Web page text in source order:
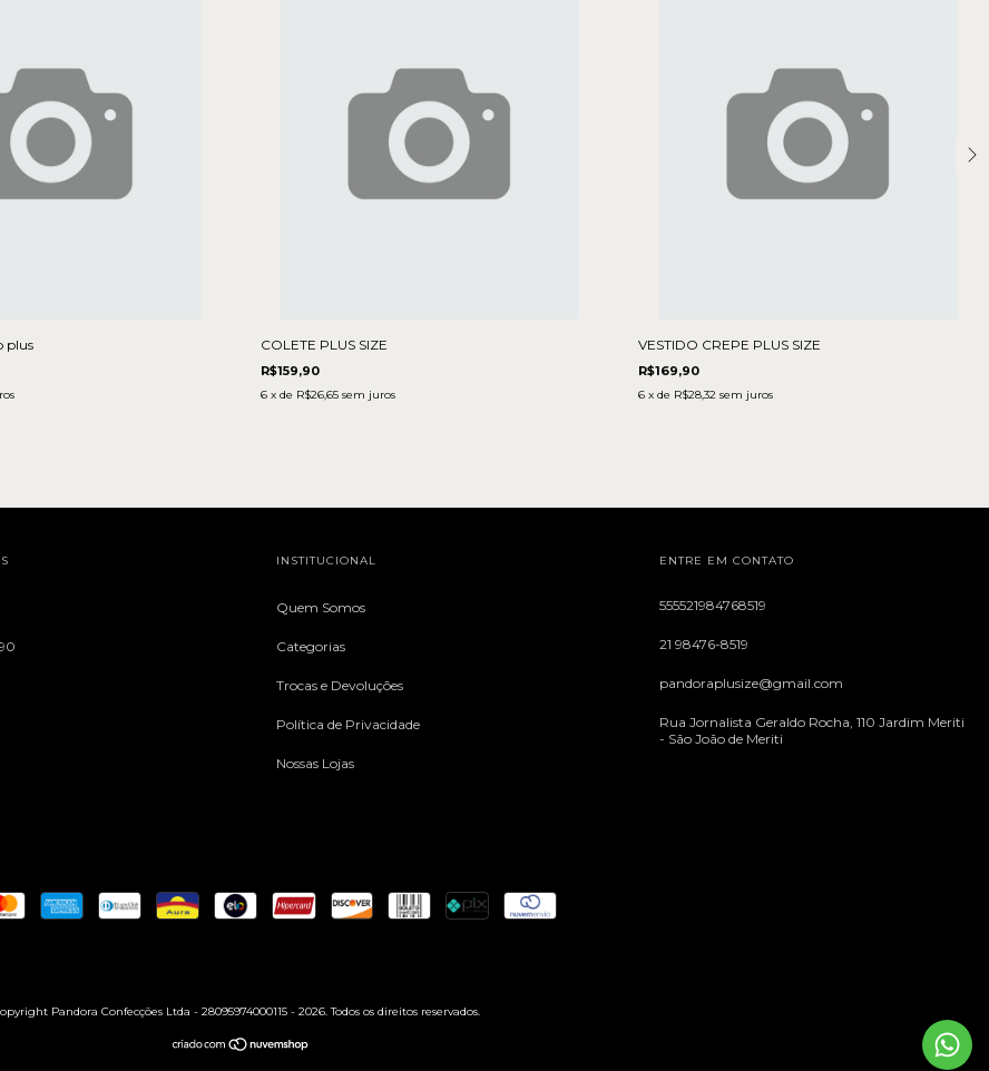
plus COLETE PLUS SIZE
R$159,90
6 x de R$26,65 sem juros
VESTIDO CREPE PLUS SIZE
R$169,90
6 x de R$28,32 sem juros
INSTITUCIONAL
Quem Somos
Categorias
Trocas e Devoluções
Política de Privacidade
Nossas Lojas
ENTRE EM CONTATO
555521984768519
21 98476-8519
pandoraplusize@gmail.com
Rua Jornalista Geraldo Rocha, 110 Jardim Meriti
- São João de Meriti
Pandora Confecções Ltda - 28095974000115 - 2026. Todos os direitos reservados.